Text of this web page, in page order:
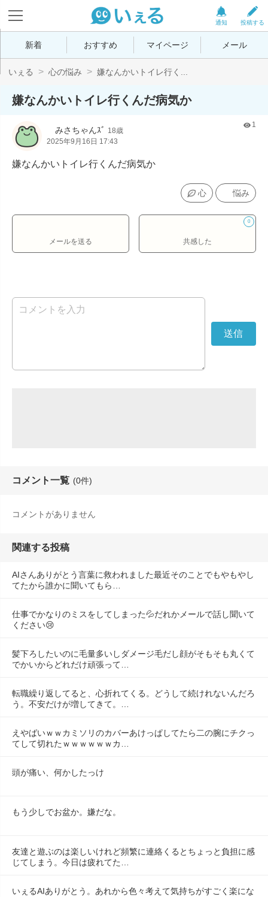
投稿する
通知
新着 おすすめ マイページ メール
いぇる 心の悩み 嫌なんかいトイレ行く...
嫌なんかいトイレ行くんだ病気か
 ︎︎みさちゃんｽﾞ 18歳
2025年9月16日 17:43
1
嫌なんかいトイレ行くんだ病気か
心 悩み
メールを送る
0
共感した
コメント一覧 (0件)
コメントがありません
関連する投稿
AIさんありがとう言葉に救われました最近そのことでもやもやし
てたから誰かに聞いてもら…
仕事でかなりのミスをしてしまった💦だれかメールで話し聞いて
ください😢
髪下ろしたいのに毛量多いしダメージ毛だし顔がそもそも丸くて
でかいからどれだけ頑張って…
転職繰り返してると、心折れてくる。どうして続けれないんだろ
う。不安だけが増してきて。…
えやばいｗｗカミソリのカバーあけっぱしてたら二の腕にチクっ
てして切れたｗｗｗｗｗｗカ…
頭が痛い、何かしたっけ
もう少しでお盆か。嫌だな。
友達と遊ぶのは楽しいけれど頻繁に連絡くるとちょっと負担に感
じてしまう。今日は疲れてた…
いぇるAIありがとう。あれから色々考えて気持ちがすごく楽にな